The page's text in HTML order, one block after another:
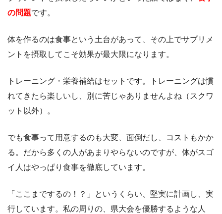
の問題です。
体を作るのは食事という土台があって、その上でサプリメ
ントを摂取してこそ効果が最大限になります。
トレーニング・栄養補給はセットです。トレーニングは慣
れてきたら楽しいし、別に苦じゃありませんよね（スクワ
ット以外）。
でも食事って用意するのも大変、面倒だし、コストもかか
る。だから多くの人があまりやらないのですが、体がスゴ
イ人はやっぱり食事を徹底しています。
「ここまでするの！？」というくらい、堅実に計画し、実
行しています。私の周りの、県大会を優勝するような人